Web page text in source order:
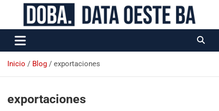
Data Oeste BA
Inicio Blog exportaciones
exportaciones